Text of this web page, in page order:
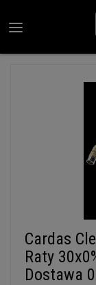
Cardas
Raty
Dostawa 0